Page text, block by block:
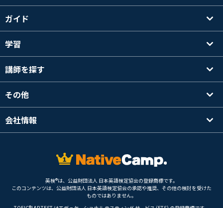
ガイド
学習
講師を探す
その他
会社情報
英検®は、公益財団法人 日本英語検定協会の登録商標です。
このコンテンツは、公益財団法人 日本英語検定協会の承認や推奨、その他の検討を受けた
ものではありません。